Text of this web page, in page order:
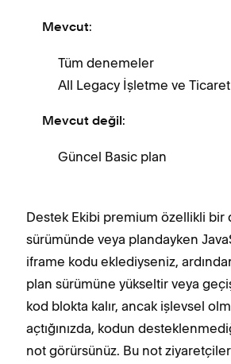
Mevcut:
Tüm denemeler
All Legacy İşletme ve Ticaret
Mevcut değil :
Güncel Basic plan
Destek Ekibi premium özellikli bir
sürümünde veya plandayken
iframe kodu eklediyseniz,
plan sürümüne yükseltir veya
kod blokta kalır, ancak işlevsel
açtığınızda, kodun
not görürsünüz. Bu not